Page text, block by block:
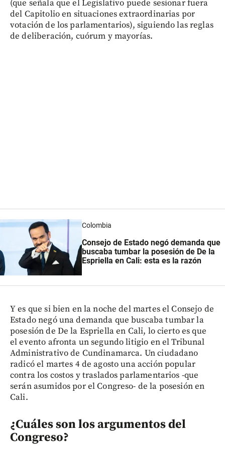
(que señala que el Legislativo puede sesionar fuera
del Capitolio en situaciones extraordinarias por
votación de los parlamentarios), siguiendo las reglas
de deliberación, cuórum y mayorías.
Colombia
Consejo de Estado negó demanda que
buscaba tumbar la posesión de De la
Espriella en Cali: esta es la razón
Y es que si bien en la noche del martes el Consejo de
Estado negó una demanda que buscaba tumbar la
posesión de De la Espriella en Cali, lo cierto es que
el evento afronta un segundo litigio en el Tribunal
Administrativo de Cundinamarca. Un ciudadano
radicó el martes 4 de agosto una acción popular
contra los costos y traslados parlamentarios -que
serán asumidos por el Congreso- de la posesión en
Cali.
¿Cuáles son los argumentos del
Congreso?